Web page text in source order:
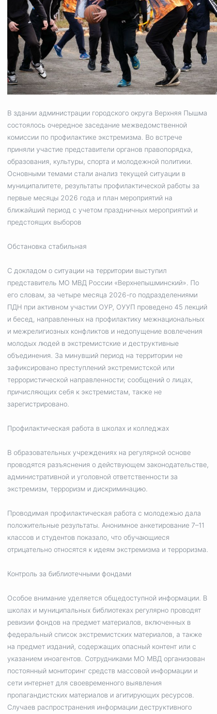
Счётная палата Городского
Избирательная
Гостям Городского
Общественная
Градостроительство и
В здании администрации городского округа Верхняя Пышма
состоялось очередное заседание межведомственной
комиссии по профилактике экстремизма. Во встрече
приняли участие представители органов правопорядка,
образования, культуры, спорта и молодежной политики.
Основными темами стали анализ текущей ситуации в
муниципалитете, результаты профилактической работы за
первые месяцы 2026 года и план мероприятий на
ближайший период с учетом праздничных мероприятий и
предстоящих выборов
Обстановка стабильная
С докладом о ситуации на территории выступил
представитель МО МВД России «Верхнепышминский». По
его словам, за четыре месяца 2026-го подразделениями
ПДН при активном участии ОУР, ОУУП проведено 45 лекций
и бесед, направленных на профилактику межнациональных
и межрелигиозных конфликтов и недопущение вовлечения
молодых людей в экстремистские и деструктивные
объединения. За минувший период на территории не
зафиксировано преступлений экстремистской или
террористической направленности; сообщений о лицах,
причисляющих себя к экстремистам, также не
зарегистрировано.
Профилактическая работа в школах и колледжах
В образовательных учреждениях на регулярной основе
проводятся разъяснения о действующем законодательстве,
административной и уголовной ответственности за
экстремизм, терроризм и дискриминацию.
Проводимая профилактическая работа с молодежью дала
положительные результаты. Анонимное анкетирование 7–11
классов и студентов показало, что обучающиеся
отрицательно относятся к идеям экстремизма и терроризма.
Контроль за библиотечными фондами
Особое внимание уделяется общедоступной информации. В
школах и муниципальных библиотеках регулярно проводят
ревизии фондов на предмет материалов, включенных в
федеральный список экстремистских материалов, а также
на предмет изданий, содержащих опасный контент или с
указанием иноагентов. Сотрудниками МО МВД организован
постоянный мониторинг средств массовой информации и
сети интернет для своевременного выявления
пропагандистских материалов и агитирующих ресурсов.
Случаев распространения информации деструктивного